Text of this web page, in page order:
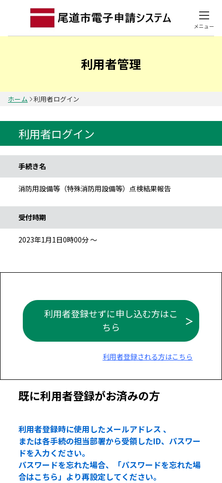
メニュー
利用者管理
ホーム 利用者ログイン
利用者ログイン
手続き名
消防用設備等（特殊消防用設備等）点検結果報告
受付時期
2023年1月1日0時00分 ～
利用者登録せずに申し込む方はこ
ちら
利用者登録される方はこちら
既に利用者登録がお済みの方
利用者登録時に使用したメールアドレス 、
または各手続の担当部署から受領したID、パスワー
ドを入力ください。
パスワードを忘れた場合、「パスワードを忘れた場
合はこちら」より再設定してください。